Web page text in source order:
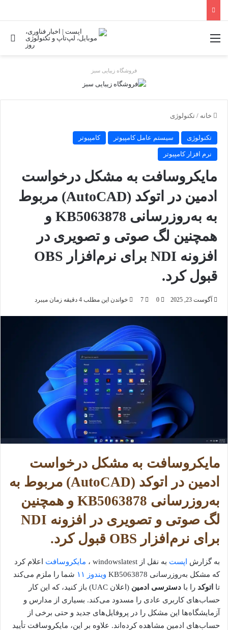
منو
فروشگاه زیبایی سبز
خانه / تکنولوژی
تکنولوژی سیستم عامل کامپیوتر کامپیوتر
نرم افزار کامپیوتر
مایکروسافت به مشکل درخواست
ادمین در اتوکد (AutoCAD) مربوط
به به‌روزرسانی KB5063878 و
همچنین لگ صوتی و تصویری در
افزونه NDI برای نرم‌افزار OBS
قبول کرد.
آگوست 23, 2025 0
7 خواندن این مطلب 4 دقیقه زمان میبرد
مایکروسافت به مشکل درخواست
ادمین در اتوکد (AutoCAD) مربوط به
به‌روزرسانی KB5063878 و همچنین
لگ صوتی و تصویری در افزونه NDI
برای نرم‌افزار OBS قبول کرد.
به گزارش اپست به نقل از windowslatest ، مایکروسافت اعلام کرد
که مشکل به‌روزرسانی KB5063878
ویندوز ۱۱
شما را ملزم می‌کند
تا اتوکد را با دسترسی ادمین
(اعلان UAC) باز کنید، که این کار
حساب‌های کاربری عادی را مسدود می‌کند. بسیاری از مدارس و
آزمایشگاه‌ها این مشکل را در پروفایل‌های جدید و حتی برخی از
حساب‌های ادمین مشاهده کرده‌اند. علاوه بر این، مایکروسافت تأیید